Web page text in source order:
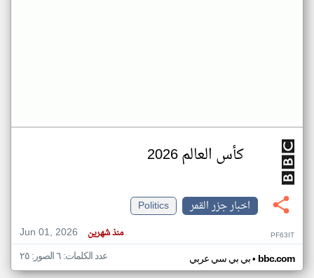
كأس العالم 2026
اخبار جزر القمر
Politics
Jun 01, 2026
منذ شهرين PF63IT
بي بي سي عربي• bbc.com عدد الكلمات: ٦ الصور: ٢٥